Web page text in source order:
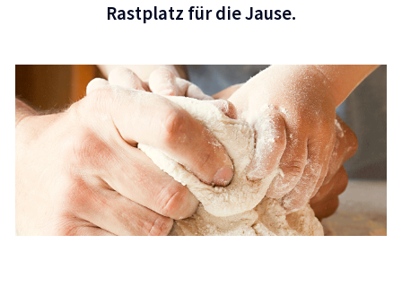
Rastplatz für die Jause.